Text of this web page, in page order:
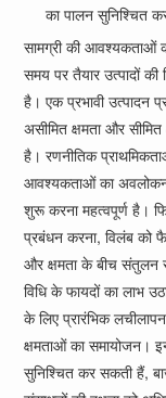
का पालन सुनिश्चित
सामग्री की
समय पर तैयार उत्पादों
है। एक प्रभावी उत्पादन
असीमित क्षमता और
है। रणनीतिक
आवश्यकताओं का अवलोकन
शुरू करना महत्वपूर्ण है।
प्रबंधन करना, विलंब को
और क्षमता के बीच संतुलन
विधि के फायदों का लाभ
के लिए प्रारंभिक
क्षमताओं का समायोजन।
सुनिश्चित कर सकती हैं,